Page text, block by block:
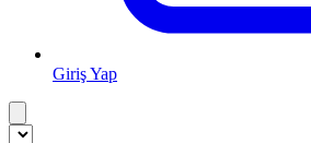
Giriş Yap